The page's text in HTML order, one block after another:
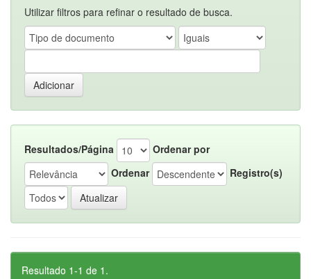
Utilizar filtros para refinar o resultado de busca.
Resultados/Página
Ordenar por
Ordenar
Registro(s)
Resultado 1-1 de 1.